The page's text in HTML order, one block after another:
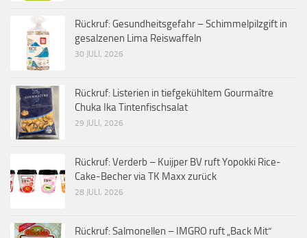
Rückruf: Gesundheitsgefahr – Schimmelpilzgift in
gesalzenen Lima Reiswaffeln
30 JULI, 2026
Rückruf: Listerien in tiefgekühltem Gourmaître
Chuka Ika Tintenfischsalat
29 JULI, 2026
Rückruf: Verderb – Kuijper BV ruft Yopokki Rice-
Cake-Becher via TK Maxx zurück
28 JULI, 2026
Rückruf: Salmonellen – IMGRO ruft „Back Mit“